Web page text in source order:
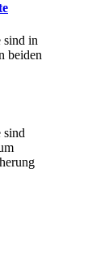
sind in
beiden
sind